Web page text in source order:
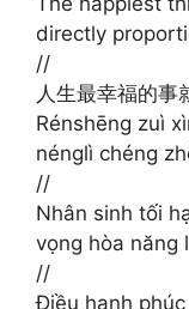
directly
//
人生最幸福的事
Rénshēng zuì
nénglì chéng
//
Nhân sinh tối
vọng hòa năng
//
Điều hạnh